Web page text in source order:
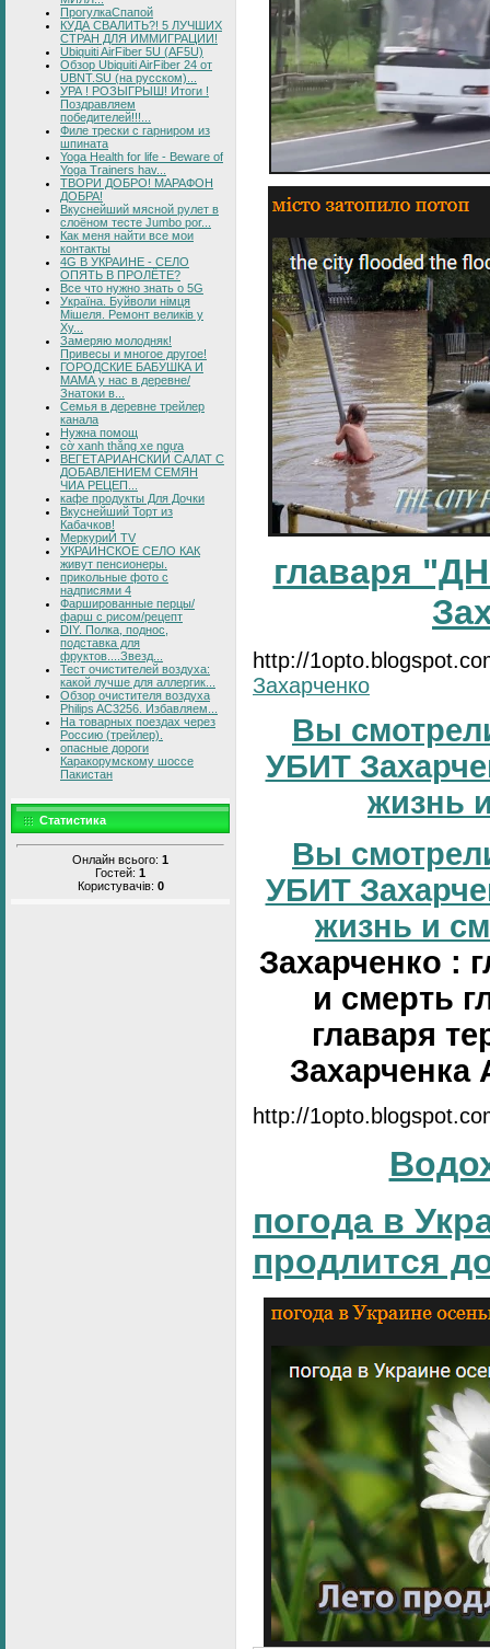
ПрогулкаСпапой
КУДА СВАЛИТЬ?! 5 ЛУЧШИХ
СТРАН ДЛЯ ИММИГРАЦИИ!
Ubiquiti AirFiber 5U (AF5U)
Обзор Ubiquiti AirFiber 24 от
UBNT.SU (на русском)...
УРА ! РОЗЫГРЫШ! Итоги !
Поздравляем
победителей!!!...
Филе трески с гарниром из
шпината
Yoga Health for life - Beware of
Yoga Trainers hav...
ТВОРИ ДОБРО! МАРАФОН
ДОБРА!
Вкуснейший мясной рулет в
слоёном тесте Jumbo por...
Как меня найти все мои
контакты
4G В УКРАИНЕ - СЕЛО
ОПЯТЬ В ПРОЛЁТЕ?
Все что нужно знать о 5G
Україна. Буйволи німця
Мішеля. Ремонт великів у
Ху...
Замеряю молодняк!
Привесы и многое другое!
ГОРОДСКИЕ БАБУШКА И
МАМА у нас в деревне/
Знатоки в...
Семья в деревне трейлер
канала
Нужна помощ
cờ xanh thắng xe ngựa
ВЕГЕТАРИАНСКИЙ САЛАТ С
ДОБАВЛЕНИЕМ СЕМЯН
ЧИА РЕЦЕП...
кафе продукты Для Дочки
Вкуснейший Торт из
Кабачков!
МеркуриЙ TV
УКРАИНСКОЕ СЕЛО КАК
живут пенсионеры.
прикольные фото с
надписями 4
Фаршированные перцы/
фарш с рисом/рецепт
DIY. Полка, поднос,
подставка для
фруктов....Звезд...
Тест очистителей воздуха:
какой лучше для аллергик...
Обзор очистителя воздуха
Philips AC3256. Избавляем...
На товарных поездах через
Россию (трейлер).
опасные дороги
Каракорумскому шоссе
Пакистан
Статистика
Онлайн всього: 1
Гостей: 1
Користувачів: 0
главаря
http://
Захарченко
Вы
УБИТ
жизнь
Вы
УБИТ
жизнь и
Захарченко :
и смерть
главаря
Захарченка
http://
погода в
продлится